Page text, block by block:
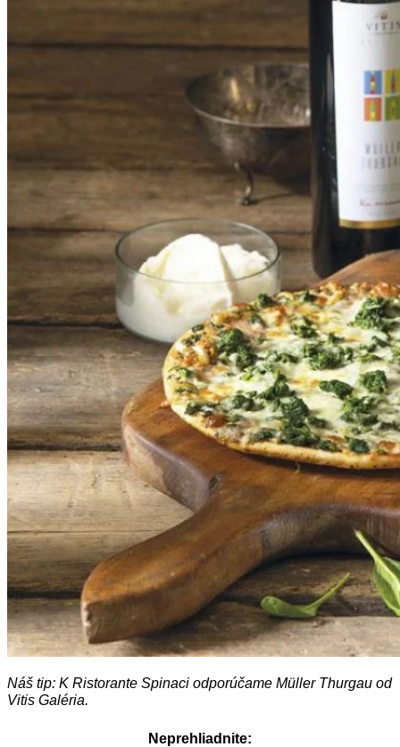
Kaviarne
Šport a agroturistika
Ekonomika obchod a doprava
Tipy
Výlet
Turistika
Cyklistika
Hrady
Podujatia
Výstava
Galéria
Folklór
Ubytovanie
Pobyty
Wellness
Gastro
Kaviarne
Kultúra a tradície
Kúpele
Šport a agroturistika
Školstvo
Ekonomika obchod a doprava
Náš tip: K Ristorante Spinaci odporúčame Müller Thurgau od
Vitis Galéria.
Neprehliadnite: